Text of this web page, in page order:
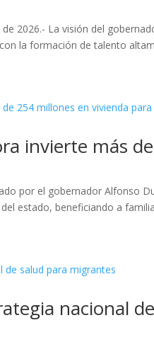
2026.- La visión del
la formación de talento
invierte más
por el gobernador Alfonso
estado, beneficiando a
nacional